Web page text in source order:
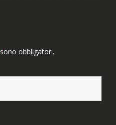
sono obbligatori.